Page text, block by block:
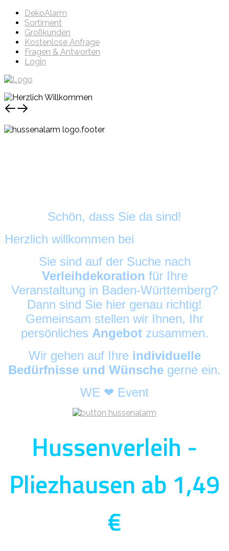
DekoAlarm
Sortiment
Großkunden
Kostenlose Anfrage
Fragen & Antworten
Login
Schön, dass Sie da sind!
Herzlich willkommen bei
Sie sind auf der Suche nach
Verleihdekoration für Ihre
Veranstaltung in Baden-Württemberg?
Dann sind Sie hier genau richtig!
Gemeinsam stellen wir Ihnen, Ihr
persönliches Angebot zusammen.
Wir gehen auf Ihre individuelle
Bedürfnisse und Wünsche gerne ein.
WE ❤ Event
Hussenverleih -
Pliezhausen ab 1,49
€